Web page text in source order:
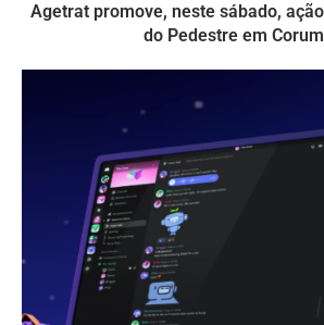
Agetrat promove, neste sábado,
do Pedestre em